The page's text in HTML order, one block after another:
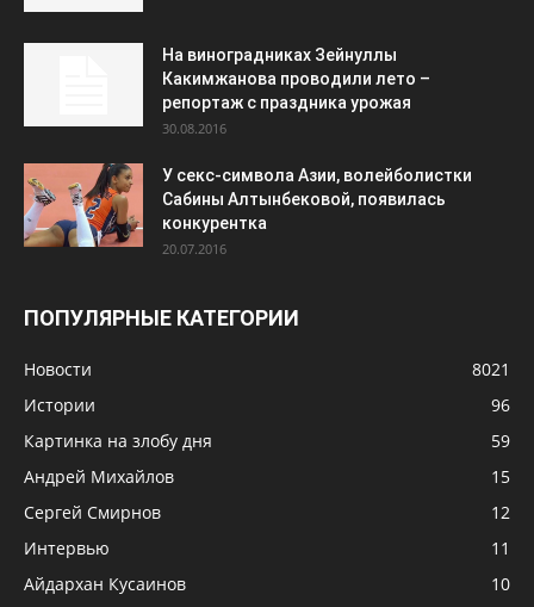
На виноградниках Зейнуллы
Какимжанова проводили лето –
репортаж с праздника урожая
30.08.2016
У секс-символа Азии, волейболистки
Сабины Алтынбековой, появилась
конкурентка
20.07.2016
ПОПУЛЯРНЫЕ КАТЕГОРИИ
Новости
8021
Истории
96
Картинка на злобу дня
59
Андрей Михайлов
15
Сергей Смирнов
12
Интервью
11
Айдархан Кусаинов
10